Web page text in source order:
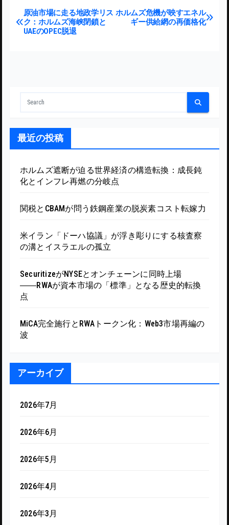
投稿ナビゲーション
ホルムズ危機が映すエネル
ギー供給網の再価格化
原油市場に走る地政学リス
ク：ホルムズ海峡閉鎖と
UAEのOPEC脱退
最近の投稿
ホルムズ遮断が迫る世界経済の構造転換：成長鈍
化とインフレ再燃の分岐点
関税とCBAMが問う鉄鋼産業の脱炭素コスト転嫁力
米イラン「ドーハ協議」が浮き彫りにする核査察
の溝とイスラエルの孤立
SecuritizeがNYSEとオンチェーンに同時上場
――RWAが資本市場の「標準」となる歴史的転換
点
MiCA完全施行とRWAトークン化：Web3市場再編の
波
アーカイブ
2026年7月
2026年6月
2026年5月
2026年4月
2026年3月